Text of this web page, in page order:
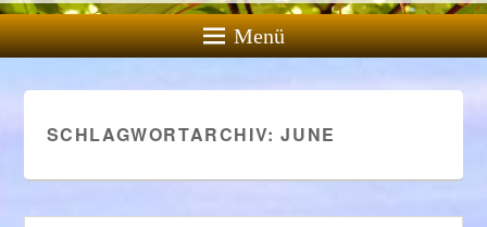
Menü
SCHLAGWORTARCHIV:JUNE